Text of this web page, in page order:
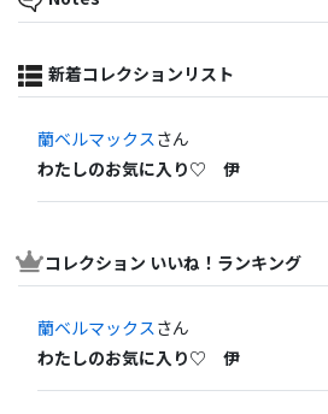
新着コレクションリスト
蘭ベルマックスさん
わたしのお気に入り♡ 伊
コレクション いいね！ランキング
蘭ベルマックスさん
わたしのお気に入り♡ 伊